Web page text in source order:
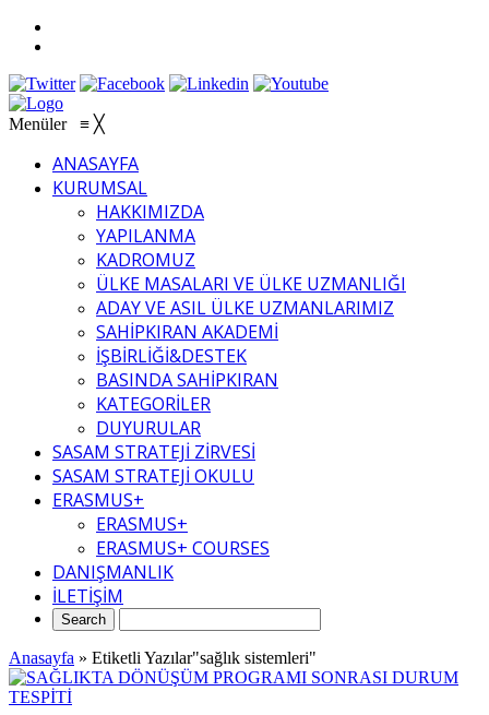
Menüler ≡ ╳
ANASAYFA
KURUMSAL
HAKKIMIZDA
YAPILANMA
KADROMUZ
ÜLKE MASALARI VE ÜLKE UZMANLIĞI
ADAY VE ASIL ÜLKE UZMANLARIMIZ
SAHİPKIRAN AKADEMİ
İŞBİRLİĞİ&DESTEK
BASINDA SAHİPKIRAN
KATEGORİLER
DUYURULAR
SASAM STRATEJİ ZİRVESİ
SASAM STRATEJİ OKULU
ERASMUS+
ERASMUS+
ERASMUS+ COURSES
DANIŞMANLIK
İLETİŞİM
Anasayfa » Etiketli Yazılar"sağlık sistemleri"